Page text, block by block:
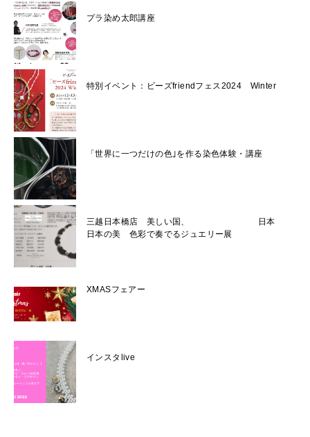
プラ染め太郎講座
特別イベント：ビーズfriendフェス2024 Winter
「世界に一つだけの色｣を作る染色体験・講座
三越日本橋店 美しい国、 日本
日本の美 色彩で奏でるジュエリー展
XMASフェアー
インスタlive